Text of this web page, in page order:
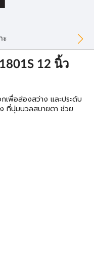
ะ
12 นิ้ว
เพื่อส่องสว่าง และประดับ
ที่นุ่มนวลสบายตา ช่วย